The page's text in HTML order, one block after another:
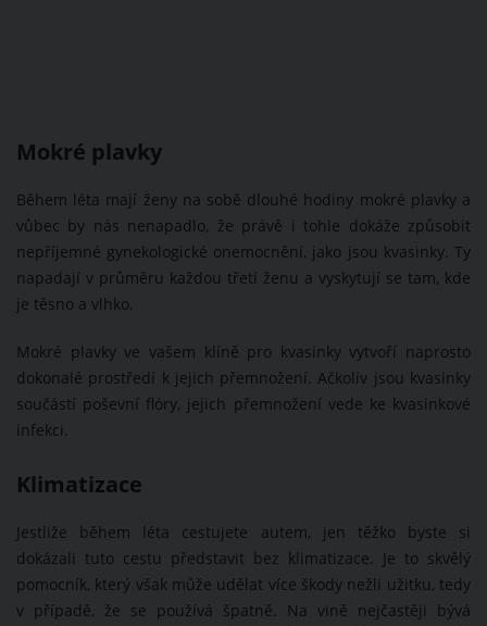
Mokré plavky
Během léta mají ženy na sobě dlouhé hodiny mokré plavky a
vůbec by nás nenapadlo, že právě i tohle dokáže způsobit
nepříjemné gynekologické onemocnění, jako jsou kvasinky. Ty
napadají v průměru každou třetí ženu a vyskytují se tam, kde
je těsno a vlhko.
Mokré plavky ve vašem klíně pro kvasinky vytvoří naprosto
dokonalé prostředí k jejich přemnožení. Ačkoliv jsou kvasinky
součástí poševní flóry, jejich přemnožení vede ke kvasinkové
infekci.
Klimatizace
Jestliže během léta cestujete autem, jen těžko byste si
dokázali tuto cestu představit bez klimatizace. Je to skvělý
pomocník, který však může udělat více škody nežli užitku, tedy
v případě, že se používá špatně. Na vině nejčastěji bývá